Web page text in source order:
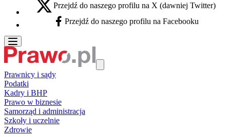
X - otwiera się w nowej karcie
Przejdź do naszego profilu na X (dawniej Twitter)
Facebook - otwiera się w nowej karcie
Przejdź do naszego profilu na Facebooku
Prawnicy i sądy
Podatki
Kadry i BHP
Prawo w biznesie
Samorząd i administracja
Szkoły i uczelnie
Zdrowie